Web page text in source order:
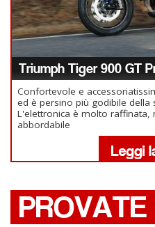
Triumph Tiger 900 GT
Confortevole e
ed è persino più godibile della
L'elettronica è molto
abbordabile